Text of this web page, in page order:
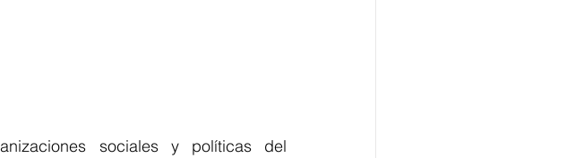
sociales y políticas del